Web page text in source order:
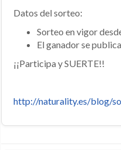
Datos del sorteo:
Sorteo en vigor
El ganador se
¡¡Participa y SUERTE!!
http://naturality.es/blog/